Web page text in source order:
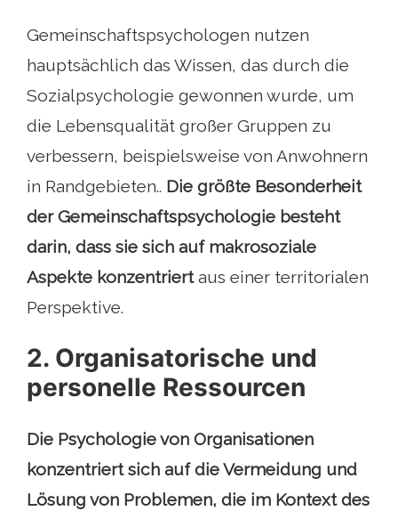
Gemeinschaftspsychologen nutzen
hauptsächlich das Wissen, das durch die
Sozialpsychologie gewonnen wurde, um
die Lebensqualität großer Gruppen zu
verbessern, beispielsweise von Anwohnern
in Randgebieten.. Die größte Besonderheit
der Gemeinschaftspsychologie besteht
darin, dass sie sich auf makrosoziale
Aspekte konzentriertaus einer territorialen
Perspektive.
2. Organisatorische und
personelle Ressourcen
Die Psychologie von Organisationen
konzentriert sich auf die Vermeidung und
Lösung von Problemen, die im Kontext des